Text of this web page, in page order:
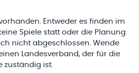
Entweder es finden im
Spiele statt oder die Planung
nicht abgeschlossen. Wende
Landesverband, der für die
zuständig ist.